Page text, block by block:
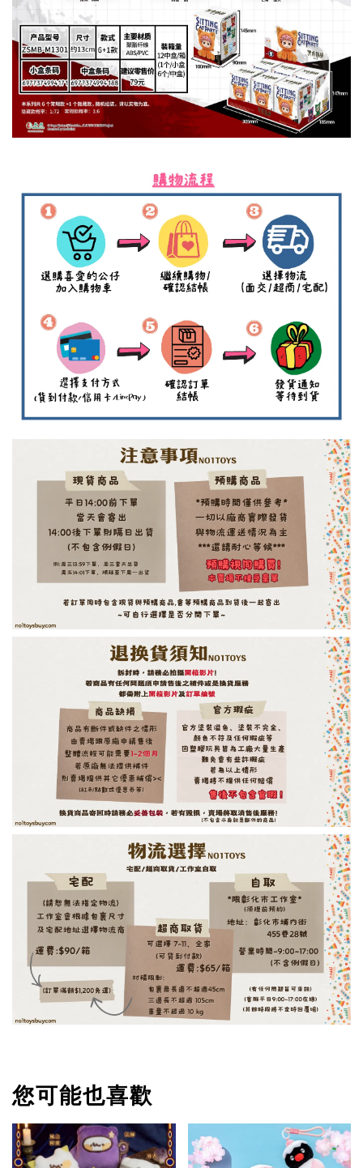
您可能也喜歡